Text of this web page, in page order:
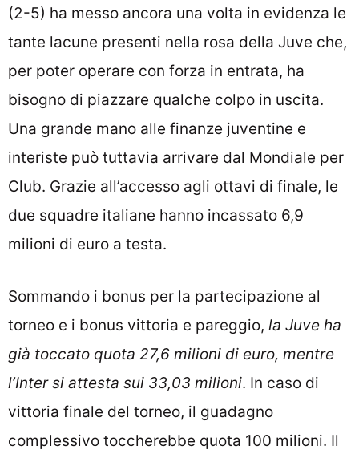
(2-5) ha messo ancora una volta in evidenza le
tante lacune presenti nella rosa della Juve che,
per poter operare con forza in entrata, ha
bisogno di piazzare qualche colpo in uscita.
Una grande mano alle finanze juventine e
interiste può tuttavia arrivare dal Mondiale per
Club. Grazie all’accesso agli ottavi di finale, le
due squadre italiane hanno incassato 6,9
milioni di euro a testa.
Sommando i bonus per la partecipazione al
torneo e i bonus vittoria e pareggio, la Juve ha
già toccato quota 27,6 milioni di euro, mentre
l’Inter si attesta sui 33,03 milioni. In caso di
vittoria finale del torneo, il guadagno
complessivo toccherebbe quota 100 milioni. Il